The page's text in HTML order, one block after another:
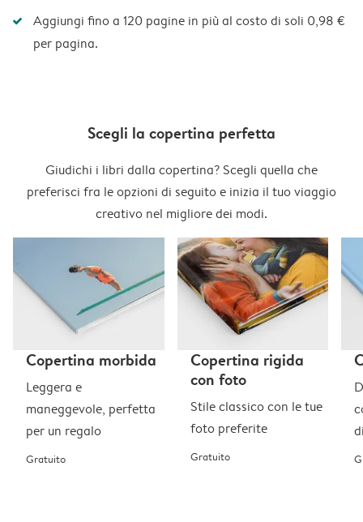
Aggiungi fino a 120 pagine in più al costo di soli 0,98 €
per pagina.
Scegli la copertina perfetta
Giudichi i libri dalla copertina? Scegli quella che
preferisci fra le opzioni di seguito e inizia il tuo viaggio
creativo nel migliore dei modi.
Copertina morbida
Leggera e
maneggevole, perfetta
per un regalo
Gratuito
Copertina rigida
con foto
Stile classico con le tue
foto preferite
Gratuito